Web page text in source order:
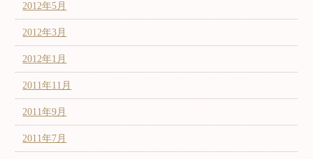
2012年5月
2012年3月
2012年1月
2011年11月
2011年9月
2011年7月